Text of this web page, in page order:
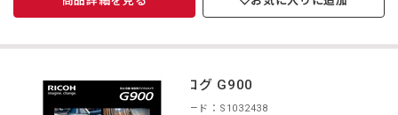
カタログ G900
商品コード：S1032438